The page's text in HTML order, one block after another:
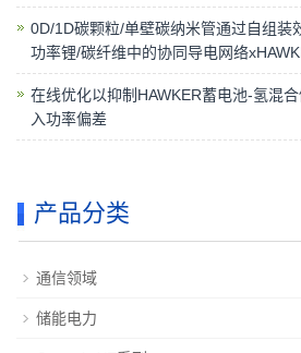
0D/1D碳颗粒/单壁碳纳米管通过自组装
功率锂/碳纤维中的协同导电网络
在线优化以抑制HAWKER蓄电池-氢混
入功率偏差
产品分类
通信领域
储能电力